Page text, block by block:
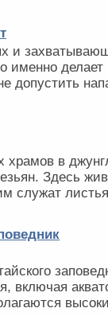
и
именно делает
допустить
храмов в
Здесь
служат
включая